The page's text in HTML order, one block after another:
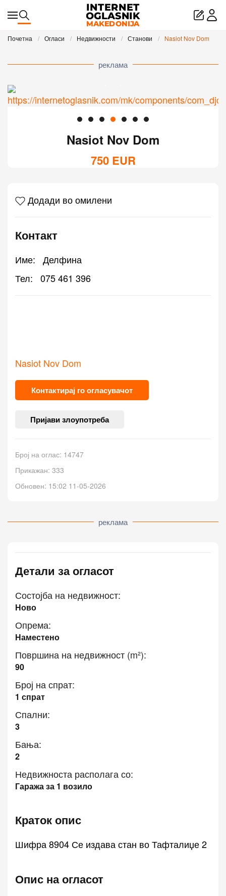
Skip to main content
Почетна Огласи Недвижности Станови Nasiot Nov Dom
реклама
Nasiot Nov Dom
750 EUR
Додади во омилени
Контакт
Име:
Делфина
Тел:
075 461 396
Nasiot Nov Dom
Контактирај го огласувачот
Пријави злоупотреба
Број на оглас: 14747
Прикажан: 333
Обновен: 15:02 11-05-2026
реклама
Детали за огласот
Состојба на недвижност:
Ново
Опрема:
Наместено
Површина на недвижност (m²):
90
Број на спрат:
1 спрат
Спални:
3
Бања:
2
Недвижноста располага со:
Гаража за 1 возило
Краток опис
Шифра 8904 Се издава стан во Тафталиџе 2
Опис на огласот